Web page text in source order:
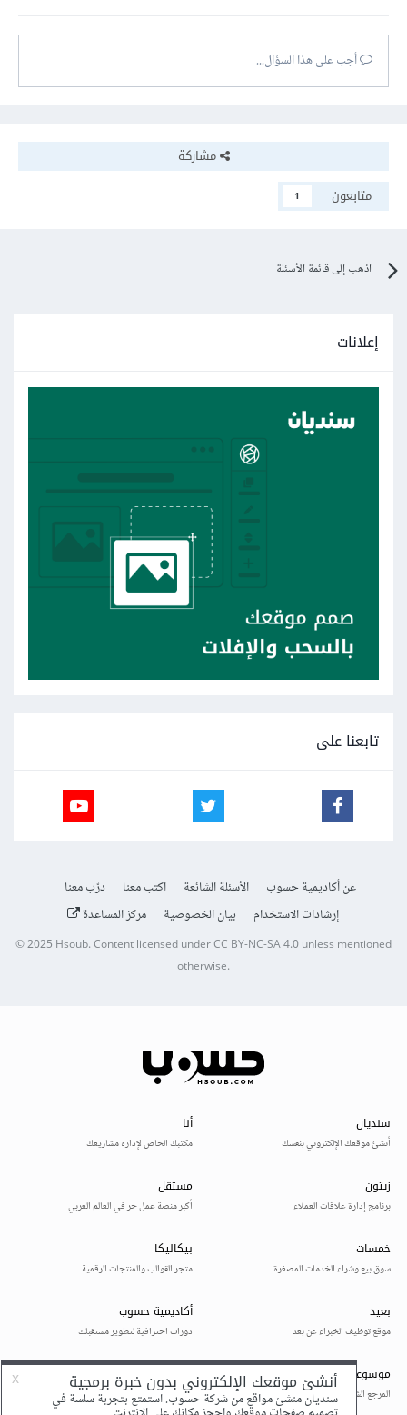
أجب على هذا السؤال...
مشاركة
متابعون
1
اذهب إلى قائمة الأسئلة
إعلانات
تابعنا على
عن أكاديمية حسوب الأسئلة الشائعة اكتب معنا
درّب معنا
إرشادات الاستخدام
بيان الخصوصية مركز المساعدة
© 2025Hsoub.Content licensed underCC BY-NC-SA 4.0unless mentioned
otherwise.